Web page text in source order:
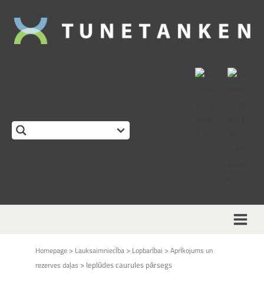
Homepage > Lauksaimniecība > Lopbarībai >Aprīkojums un
rezerves daļas > Ieplūdes caurules pārsegs